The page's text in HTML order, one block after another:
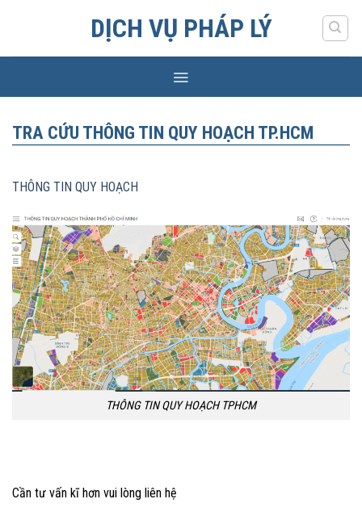
DỊCH VỤ PHÁP LÝ
TRA CỨU THÔNG TIN QUY HOẠCH TP.HCM
THÔNG TIN QUY HOẠCH
THÔNG TIN QUY HOẠCH TPHCM
Cần tư vấn kĩ hơn vui lòng liên hệ